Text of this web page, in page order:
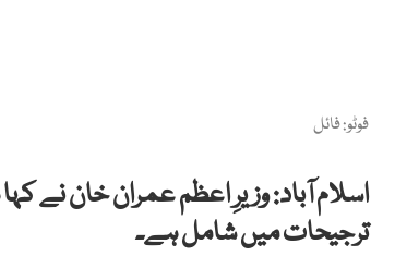
فوٹو: فائل
اسلام آباد: وزیرِ اعظم عمران خان نے
ترجیحات میں شامل ہے۔